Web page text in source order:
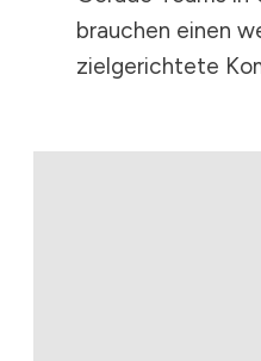
brauchen einen
zielgerichtete